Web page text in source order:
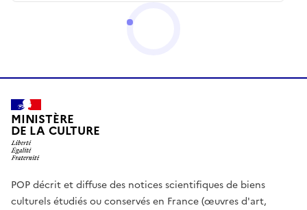
MINISTÈRE
DE LA CULTURE
POP décrit et diffuse des notices scientifiques de biens
culturels étudiés ou conservés en France (œuvres d'art,